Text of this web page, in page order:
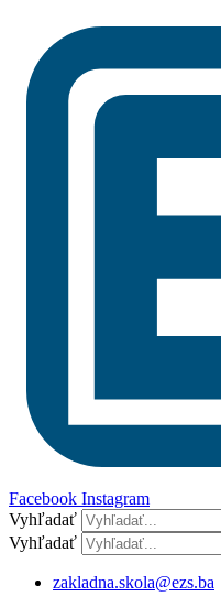
obsah
Facebook Instagram
Vyhľadať
Vyhľadať
zakladna.skola@ezs.ba